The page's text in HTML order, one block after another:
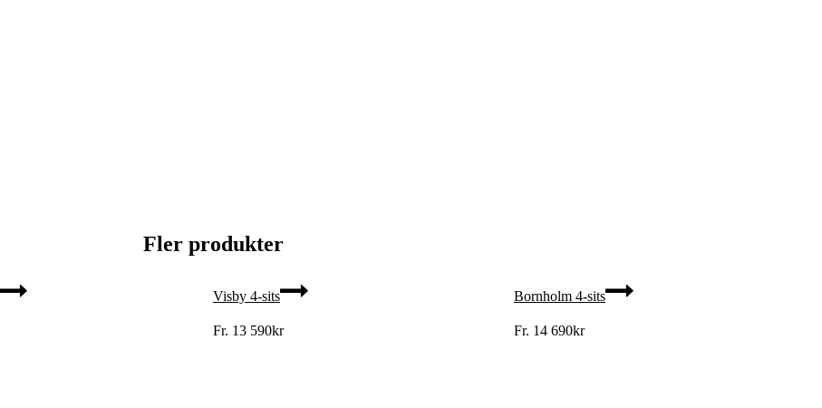
Fler produkter
Visby 4-sits
Fr. 13 590kr
Bornholm 4-sits
Fr. 14 690kr